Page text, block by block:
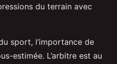
du terrain avec
sport, l’importance de
estimée. L’arbitre est au